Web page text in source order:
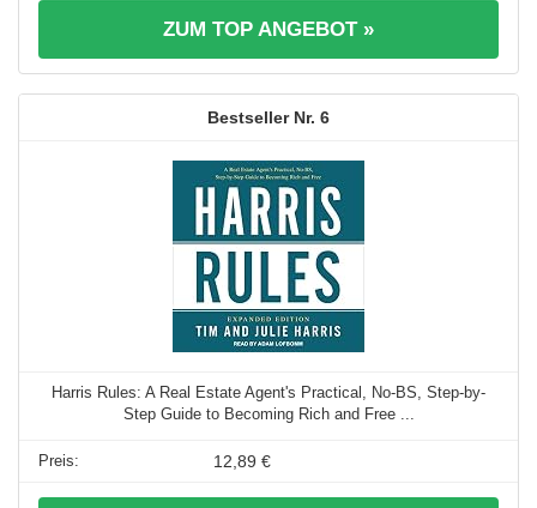
ZUM TOP ANGEBOT »
6
Harris Rules: A Real Estate Agent's Practical, No-BS, Step-by-
Step Guide to Becoming Rich and Free ...
12,89 €